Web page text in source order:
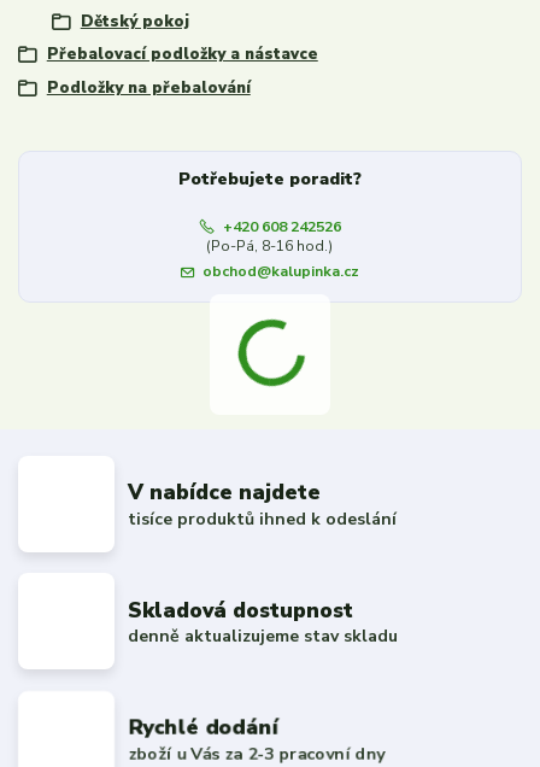
Dětský pokoj
Přebalovací podložky a nástavce
Podložky na přebalování
Potřebujete poradit?
+420 608 242526
(Po-Pá, 8-16 hod.)
obchod@kalupinka.cz
V nabídce najdete
tisíce produktů ihned k odeslání
Skladová dostupnost
denně aktualizujeme stav skladu
Rychlé dodání
zboží u Vás za 2-3 pracovní dny